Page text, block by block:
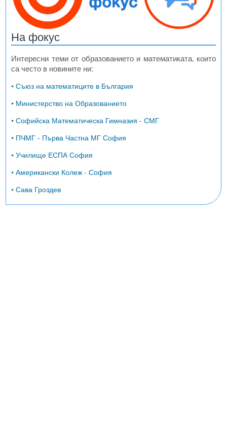
На фокус
Интересни теми от образованието и математиката, които
са често в новините ни:
• Съюз на математиците в България
• Министерство на Образованието
• Софийска Математическа Гимназия - СМГ
• ПЧМГ - Първа Частна МГ София
• Училище ЕСПА София
• Американски Колеж - София
• Сава Гроздев